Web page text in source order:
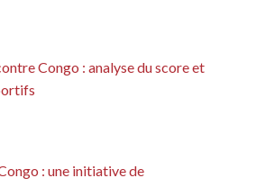
Congo : analyse du score et
: une initiative de